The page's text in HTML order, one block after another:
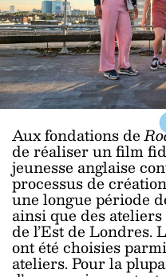
Aux fondations de
de réaliser un film
jeunesse anglaise
processus de
une longue période
ainsi que des
de l’Est de Londres.
ont été choisies
ateliers. Pour la